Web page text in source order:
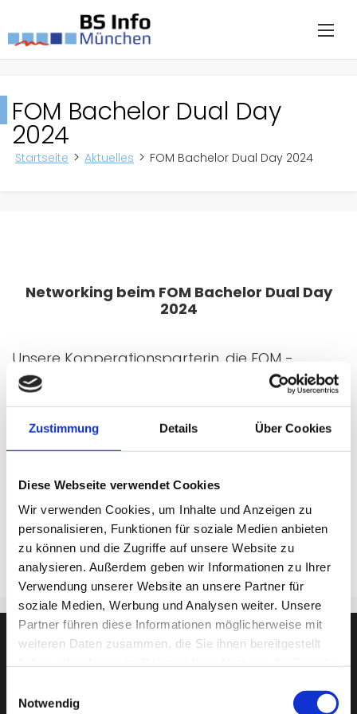
Zustimmung Details Über Cookies
Diese Webseite verwendet Cookies
Wir verwenden Cookies, um Inhalte und Anzeigen zu
personalisieren, Funktionen für soziale Medien anbieten
zu können und die Zugriffe auf unsere Website zu
analysieren. Außerdem geben wir Informationen zu Ihrer
Verwendung unserer Website an unsere Partner für
soziale Medien, Werbung und Analysen weiter. Unsere
Partner führen diese Informationen möglicherweise mit
weiteren Daten zusammen, die Sie ihnen bereitgestellt
Notwendig
FOM Bachelor Dual Day
2024
Startseite Aktuelles FOM Bachelor Dual Day 2024
Networking beim FOM Bachelor Dual Day
2024
Unsere Kopperationsparterin, die FOM -
Hochschule für Berufstätige, lädt alle
Schüler*Innen und Azubis am 12. November
2024 zum Networking ein.
Dort haben Sie die Möglichkeit in lockerer
Atmosphäre Unternehmen kennenzulernen, die
Alle Infos bekommen Sie unterFOM Bachelor
Dual Day 2024.